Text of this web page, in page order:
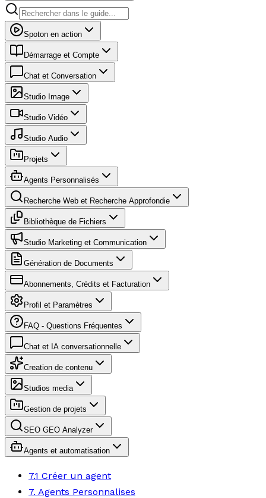
Spoton en action
Démarrage et Compte
Chat et Conversation
Studio Image
Studio Vidéo
Studio Audio
Projets
Agents Personnalisés
Recherche Web et Recherche Approfondie
Bibliothèque de Fichiers
Studio Marketing et Communication
Génération de Documents
Abonnements, Crédits et Facturation
Profil et Paramètres
FAQ - Questions Fréquentes
Chat et IA conversationnelle
Creation de contenu
Studios media
Gestion de projets
SEO GEO Analyzer
Agents et automatisation
7.1 Créer un agent
7. Agents Personnalises